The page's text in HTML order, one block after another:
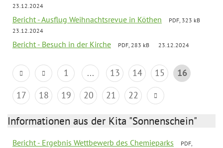
23.12.2024
Bericht - Ausflug Weihnachtsrevue in Köthen
PDF, 323 kB
23.12.2024
Bericht - Besuch in der Kirche PDF, 283 kB 23.12.2024
1 ... 13 14 15
16
17
18 19 20 21 22
Informationen aus der Kita "Sonnenschein"
Bericht - Ergebnis Wettbewerb des Chemieparks
PDF,